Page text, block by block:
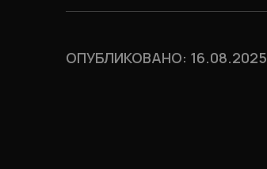
ОПУБЛИКОВАНО: 16.08.2025